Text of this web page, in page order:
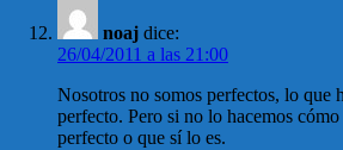
noaj dice:
26/04/2011 a las 21:00
Nosotros no somos perfectos, lo que
perfecto. Pero si no lo hacemos cómo
perfecto o que sí lo es.